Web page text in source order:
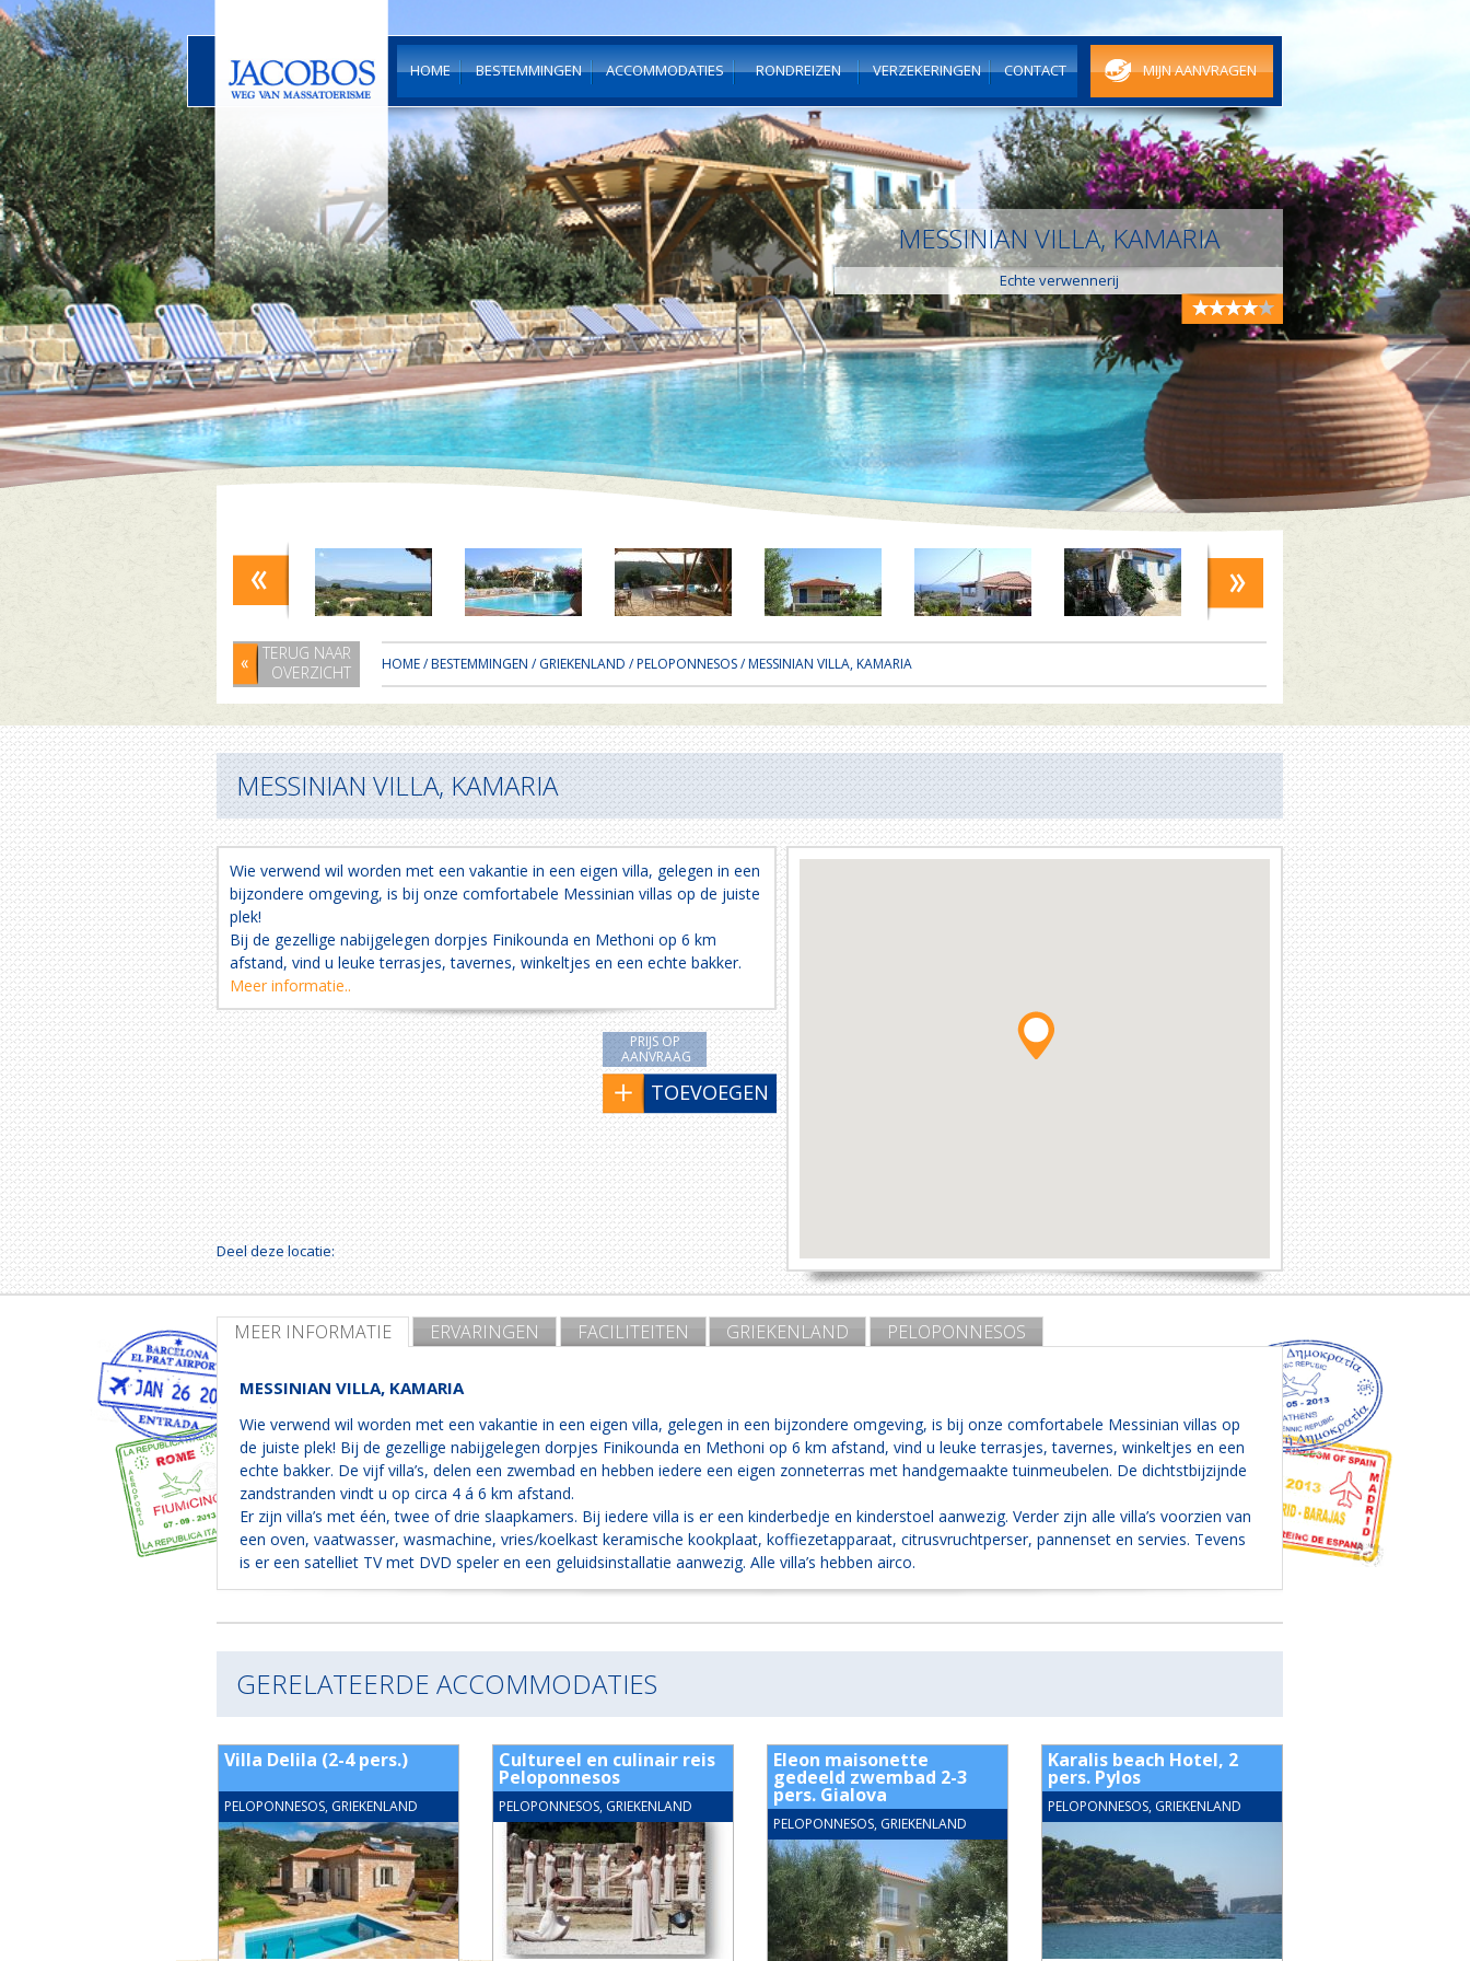
HOME BESTEMMINGEN ACCOMMODATIES RONDREIZEN VERZEKERINGEN CONTACT MIJN AANVRAGEN
MESSINIAN VILLA, KAMARIA
Echte verwennerij
TERUG NAAR
OVERZICHT
HOME/BESTEMMINGEN /GRIEKENLAND /PELOPONNESOS/ MESSINIAN VILLA, KAMARIA
MESSINIAN VILLA, KAMARIA
Wie verwend wil worden met een vakantie in een eigen villa, gelegen in een
bijzondere omgeving, is bij onze comfortabele Messinian villas op de juiste
plek!
Bij de gezellige nabijgelegen dorpjes Finikounda en Methoni op 6 km
afstand, vind u leuke terrasjes, tavernes, winkeltjes en een echte bakker.
Meer informatie..
PRIJS OP
AANVRAAG
TOEVOEGEN
Deel deze locatie:
MEER INFORMATIE ERVARINGEN FACILITEITEN GRIEKENLAND PELOPONNESOS
MESSINIAN VILLA, KAMARIA
Wie verwend wil worden met een vakantie in een eigen villa, gelegen in een bijzondere omgeving, is bij onze comfortabele Messinian villas op
de juiste plek! Bij de gezellige nabijgelegen dorpjes Finikounda en Methoni op 6 km afstand, vind u leuke terrasjes, tavernes, winkeltjes en een
echte bakker. De vijf villa’s, delen een zwembad en hebben iedere een eigen zonneterras met handgemaakte tuinmeubelen. De dichtstbijzijnde
zandstranden vindt u op circa 4 á 6 km afstand.
Er zijn villa’s met één, twee of drie slaapkamers. Bij iedere villa is er een kinderbedje en kinderstoel aanwezig. Verder zijn alle villa’s voorzien van
een oven, vaatwasser, wasmachine, vries/koelkast keramische kookplaat, koffiezetapparaat, citrusvruchtperser, pannenset en servies. Tevens
is er een satelliet TV met DVD speler en een geluidsinstallatie aanwezig. Alle villa’s hebben airco.
GERELATEERDE ACCOMMODATIES
Villa Delila (2-4 pers.)
PELOPONNESOS, GRIEKENLAND
Cultureel en culinair reis
Peloponnesos
PELOPONNESOS, GRIEKENLAND
Eleon maisonette
gedeeld zwembad 2-3
pers. Gialova
PELOPONNESOS, GRIEKENLAND
Karalis beach Hotel, 2
pers. Pylos
PELOPONNESOS, GRIEKENLAND